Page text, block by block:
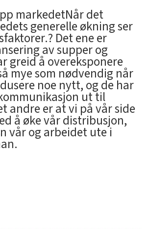
markedetNår det
generelle økning ser
Det ene er
av supper og
greid å overeksponere
mye som nødvendig når
noe nytt, og de har
ut til
andre er at vi på vår side
å øke vår distribusjon,
vår og arbeidet ute i